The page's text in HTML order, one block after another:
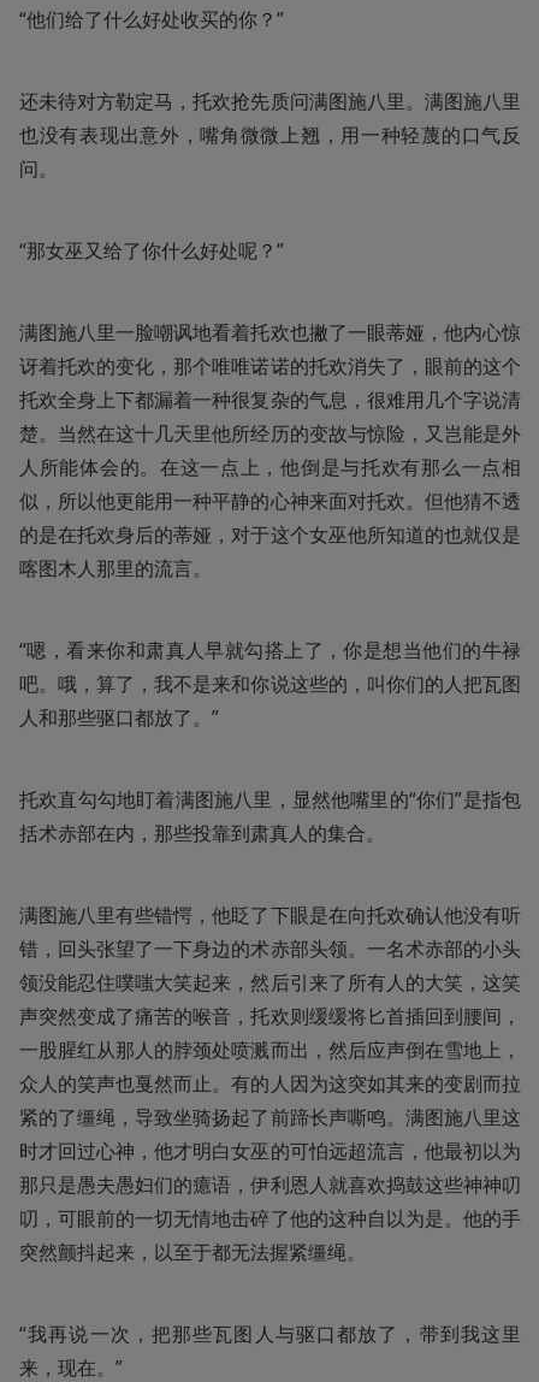
“他们给了什么好处收买的你？”
还未待对方勒定马，托欢抢先质问满图施八里。满图施八里
也没有表现出意外，嘴角微微上翘，用一种轻蔑的口气反
问。
“那女巫又给了你什么好处呢？”
满图施八里一脸嘲讽地看着托欢也撇了一眼蒂娅，他内心惊
讶着托欢的变化，那个唯唯诺诺的托欢消失了，眼前的这个
托欢全身上下都漏着一种很复杂的气息，很难用几个字说清
楚。当然在这十几天里他所经历的变故与惊险，又岂能是外
人所能体会的。在这一点上，他倒是与托欢有那么一点相
似，所以他更能用一种平静的心神来面对托欢。但他猜不透
的是在托欢身后的蒂娅，对于这个女巫他所知道的也就仅是
喀图木人那里的流言。
“嗯，看来你和肃真人早就勾搭上了，你是想当他们的牛禄
吧。哦，算了，我不是来和你说这些的，叫你们的人把瓦图
人和那些驱口都放了。”
托欢直勾勾地盯着满图施八里，显然他嘴里的“你们”是指包
括术赤部在内，那些投靠到肃真人的集合。
满图施八里有些错愕，他眨了下眼是在向托欢确认他没有听
错，回头张望了一下身边的术赤部头领。一名术赤部的小头
领没能忍住噗嗤大笑起来，然后引来了所有人的大笑，这笑
声突然变成了痛苦的喉音，托欢则缓缓将匕首插回到腰间，
一股腥红从那人的脖颈处喷溅而出，然后应声倒在雪地上，
众人的笑声也戛然而止。有的人因为这突如其来的变剧而拉
紧的了缰绳，导致坐骑扬起了前蹄长声嘶鸣。满图施八里这
时才回过心神，他才明白女巫的可怕远超流言，他最初以为
那只是愚夫愚妇们的癔语，伊利恩人就喜欢捣鼓这些神神叨
叨，可眼前的一切无情地击碎了他的这种自以为是。他的手
突然颤抖起来，以至于都无法握紧缰绳。
“我再说一次，把那些瓦图人与驱口都放了，带到我这里
来，现在。”